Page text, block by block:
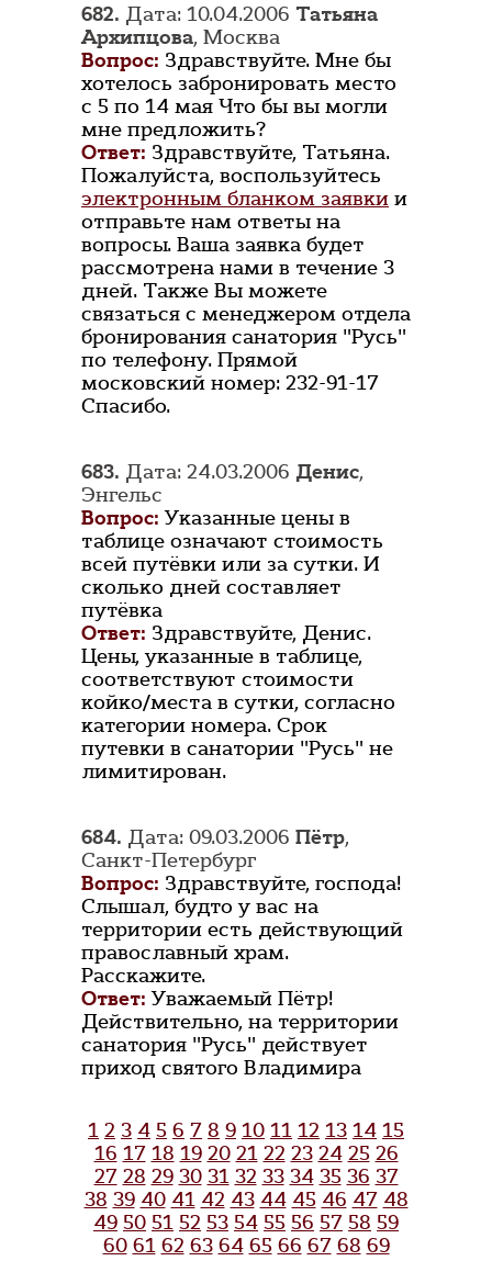
682. Дата: 10.04.2006 Татьяна
Архипцова, Москва
Вопрос: Здравствуйте. Мне бы
хотелось забронировать место
с 5 по 14 мая Что бы вы могли
мне предложить?
Ответ: Здравствуйте, Татьяна.
Пожалуйста, воспользуйтесь
электронным бланком заявки и
отправьте нам ответы на
вопросы. Ваша заявка будет
рассмотрена нами в течение 3
дней. Также Вы можете
связаться с менеджером отдела
бронирования санатория "Русь"
по телефону. Прямой
московский номер: 232-91-17
Спасибо.
683. Дата: 24.03.2006 Денис,
Энгельс
Вопрос: Указанные цены в
таблице означают стоимость
всей путёвки или за сутки. И
сколько дней составляет
путёвка
Ответ: Здравствуйте, Денис.
Цены, указанные в таблице,
соответствуют стоимости
койко/места в сутки, согласно
категории номера. Срок
путевки в санатории "Русь" не
лимитирован.
684. Дата: 09.03.2006 Пётр,
Санкт-Петербург
Вопрос: Здравствуйте, господа!
Слышал, будто у вас на
территории есть действующий
православный храм.
Расскажите.
Ответ: Уважаемый Пётр!
Действительно, на территории
санатория "Русь" действует
приход святого Владимира
1 2 3 4 5 6 7 8 9 10 11 12 13 14 15
16 17 18 19 20 21 22 23 24 25 26
27 28 29 30 31 32 33 34 35 36 37
38 39 40 41 42 43 44 45 46 47 48
49 50 51 52 53 54 55 56 57 58 59
60 61 62 63 64 65 66 67 68 69